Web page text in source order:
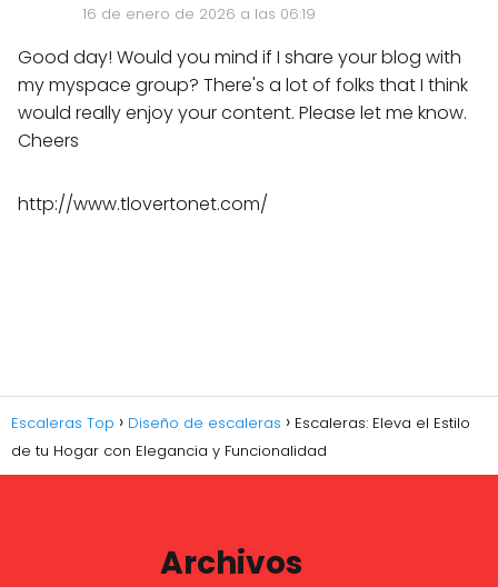
16 de enero de 2026 a las 06:19
Good day! Would you mind if I share your blog with
my myspace group? There's a lot of folks that I think
would really enjoy your content. Please let me know.
Cheers
http://www.tlovertonet.com/
Escaleras Top Diseño de escaleras
Escaleras: Eleva el Estilo
de tu Hogar con Elegancia y Funcionalidad
Archivos